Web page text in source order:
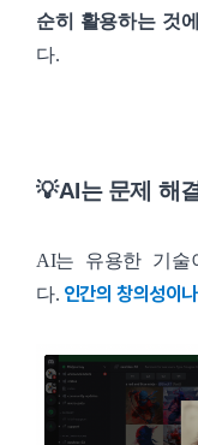
순히 활용하는 것
다.
💡AI는 문제 해
AI는 유용한 기술
다. 인간의 창의성이